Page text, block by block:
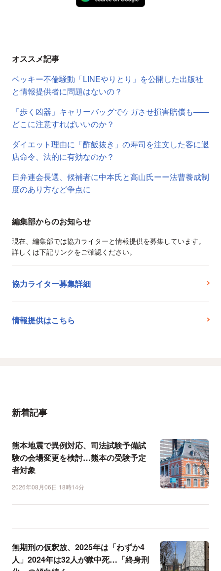
オススメ記事
ベッキー不倫騒動「LINEやりとり」を公開した出版社
と情報提供者に問題はないの？
「歩く凶器」キャリーバッグでケガさせ損害賠償も――
どこに注意すればいいのか？
ダイエット理由に「酢飯抜き」の寿司を注文した客に退
店命令、法的に有効なのか？
日弁連会長選、候補者に中本氏と高山氏ーー法曹養成制
度のあり方など争点に
編集部からのお知らせ
現在、編集部では協力ライターと情報提供を募集しています。
詳しくは下記リンクをご確認ください。
協力ライター募集詳細
情報提供はこちら
新着記事
熊本地震で異例対応、司法試験予備試
験の会場変更を検討…熊本の受験予定
者対象
2026年08月06日 18時14分
無期刑の仮釈放、2025年は「わずか4
人」2024年は32人が獄中死…「終身刑